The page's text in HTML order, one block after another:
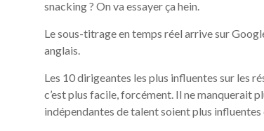
snacking ? On va essayer ça hein.
Le sous-titrage en temps réel arrive sur
anglais.
Les 10 dirigeantes les plus influentes sur les
c’est plus facile, forcément. Il ne manquerait
indépendantes de talent soient plus influentes